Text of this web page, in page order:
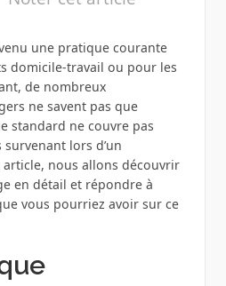
une pratique courante
domicile-travail ou pour les
de nombreux
ne savent pas que
standard ne couvre pas
lors d’un
nous allons découvrir
en détail et répondre à
vous pourriez avoir sur ce